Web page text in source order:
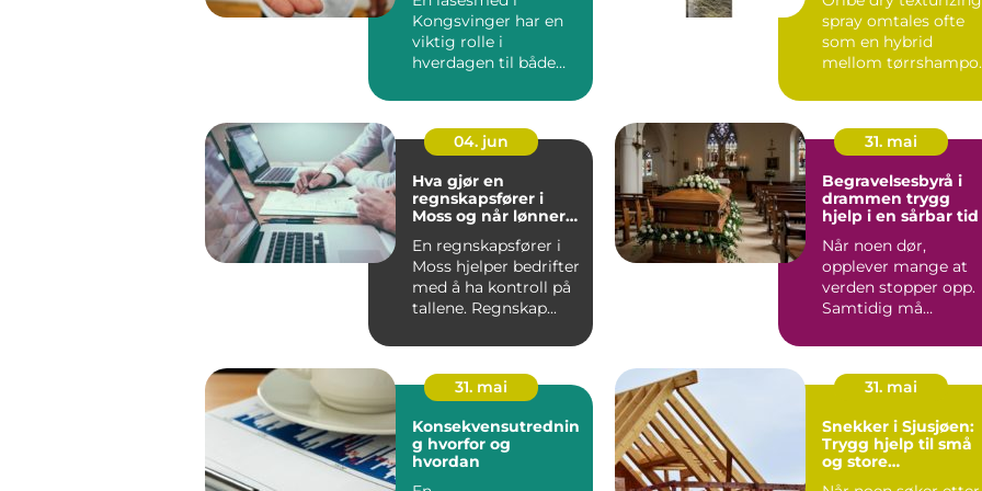
Kongsvinger har en
viktig rolle i
hverdagen til både
Mange forbi...
spray omtales ofte
som en hybrid
mellom
gir v...
04. jun
Hva gjør en
regnskapsfører i
Moss og når lønner
En regnskapsfører i
Moss hjelper bedrifter
med å ha kontroll på
tallene. Regnskap...
31. mai
Begravelsesbyrå i
drammen trygg
hjelp i en sårbar tid
Når noen dør,
opplever mange at
verden stopper opp.
Samtidig må
valg om seremonif...
31. mai
Konsekvensutrednin
g hvorfor og
hvordan
31. mai
Snekker i Sjusjøen:
Trygg hjelp til små
og store